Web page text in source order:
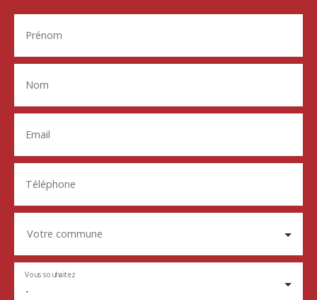
Prénom
Nom
Email
Téléphone
Votre commune
-
Vous souhaitez